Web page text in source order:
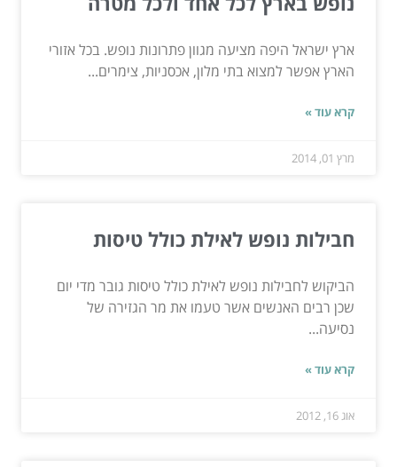
ארץ ישראל היפה מציעה מגוון פתרונות נופש. בכל אזורי
הארץ אפשר למצוא בתי מלון, אכסניות, צימרים...
קרא עוד »
מרץ 01, 2014
חבילות נופש לאילת כולל טיסות
הביקוש לחבילות נופש לאילת כולל טיסות גובר מדי יום
שכן רבים האנשים אשר טעמו את מר הגזירה של
נסיעה...
קרא עוד »
אוג 16, 2012